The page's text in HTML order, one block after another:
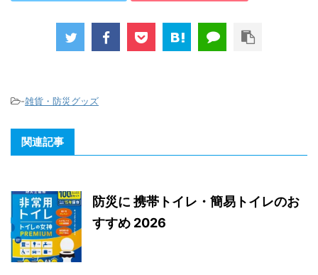
-雑貨・防災グッズ
関連記事
防災に 携帯トイレ・簡易トイレのお
すすめ 2026